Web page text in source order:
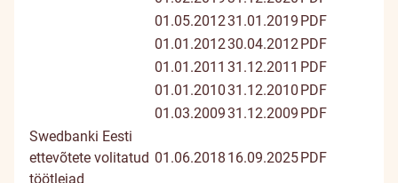
01.05.201231.01.2019 PDF
01.01.201230.04.2012PDF
01.01.2011 31.12.2011 PDF
01.01.201031.12.2010 PDF
01.03.200931.12.2009 PDF
Swedbanki Eesti
ettevõtete volitatud
töötlejad
01.06.2018 16.09.2025PDF